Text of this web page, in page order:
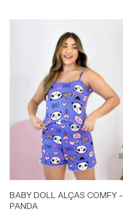
BABY DOLL ALÇAS COMFY -
PANDA